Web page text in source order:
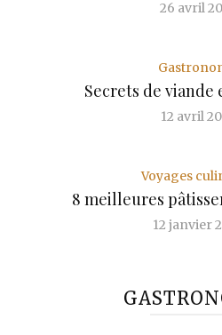
26 avril
Secrets de viande
12 avril
Voyages
8 meilleures
12 janvier